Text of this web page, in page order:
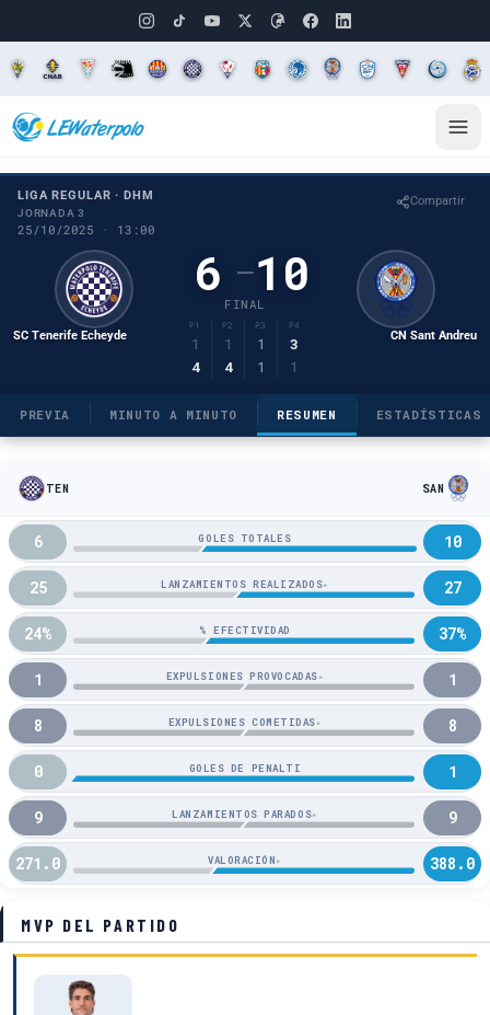
LIGA REGULAR · DHM
JORNADA 3
25/10/2025 · 13:00
Compartir
SC Tenerife Echeyde
6 –10
FINAL
P1 P2 P3 P4
1 1 1
3
4
4 1 1
CN Sant Andreu
PREVIA MINUTO A MINUTO RESUMEN ESTADÍSTICAS
TEN SAN
6 GOLES TOTALES 10
25 LANZAMIENTOS REALIZADOS▸ 27
24% % EFECTIVIDAD 37%
1 EXPULSIONES PROVOCADAS▸ 1
8 EXPULSIONES COMETIDAS▸ 8
0 GOLES DE PENALTI 1
9 LANZAMIENTOS PARADOS▸ 9
271.0 VALORACIÓN ▸ 388.0
MVP DEL PARTIDO